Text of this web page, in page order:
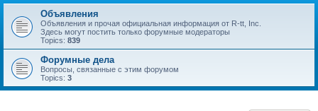
Объявления
Объявления и прочая официальная информация от R-tt, Inc.
Здесь могут постить только форумные модераторы
Topics: 839
Форумные дела
Вопросы, связанные с этим форумом
Topics: 3